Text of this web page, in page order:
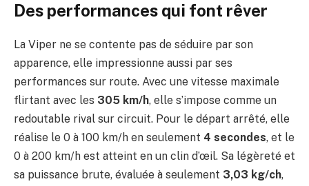
Des performances qui font rêver
La Viper ne se contente pas de séduire par son
apparence, elle impressionne aussi par ses
performances sur route. Avec une vitesse maximale
flirtant avec les 305 km/h, elle s’impose comme un
redoutable rival sur circuit. Pour le départ arrêté, elle
réalise le 0 à 100 km/h en seulement 4 secondes, et le
0 à 200 km/h est atteint en un clin d’œil. Sa légèreté et
sa puissance brute, évaluée à seulement 3,03 kg/ch,